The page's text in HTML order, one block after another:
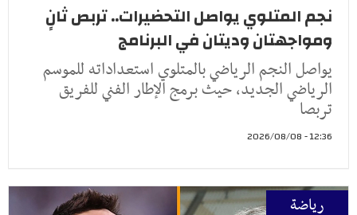
نجم المتلوي يواصل التحضيرات.. تربص ثانٍ
ومواجهتان وديتان في البرنامج
يواصل النجم الرياضي بالمتلوي استعداداته للموسم
الرياضي الجديد، حيث برمج الإطار الفني للفريق
تربصا
12:36 - 2026/08/08
رياضة